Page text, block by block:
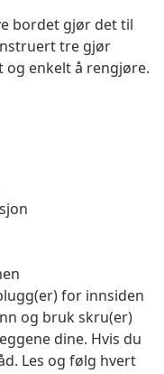
bordet gjør det til
tre gjør
enkelt å rengjøre.
for innsiden
og bruk skru(er)
dine. Hvis du
Les og følg hvert